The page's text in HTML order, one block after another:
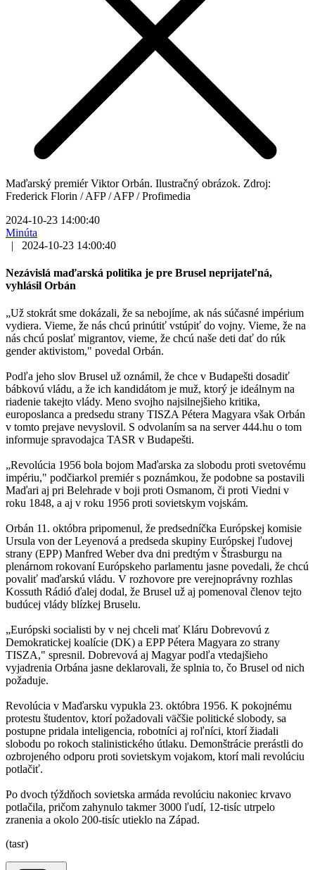
Maďarský premiér Viktor Orbán. Ilustračný obrázok. Zdroj:
Frederick Florin / AFP / AFP / Profimedia
2024-10-23 14:00:40
Minúta
|
2024-10-23 14:00:40
Nezávislá maďarská politika je pre Brusel neprijateľná,
vyhlásil Orbán
„Už stokrát sme dokázali, že sa nebojíme, ak nás súčasné impérium
vydiera. Vieme, že nás chcú prinútiť vstúpiť do vojny. Vieme, že na
nás chcú poslať migrantov, vieme, že chcú naše deti dať do rúk
gender aktivistom," povedal Orbán.
Podľa jeho slov Brusel už oznámil, že chce v Budapešti dosadiť
bábkovú vládu, a že ich kandidátom je muž, ktorý je ideálnym na
riadenie takejto vlády. Meno svojho najsilnejšieho kritika,
europoslanca a predsedu strany TISZA Pétera Magyara však Orbán
v tomto prejave nevyslovil. S odvolaním sa na server 444.hu o tom
informuje spravodajca TASR v Budapešti.
„Revolúcia 1956 bola bojom Maďarska za slobodu proti svetovému
impériu," podčiarkol premiér s poznámkou, že podobne sa postavili
Maďari aj pri Belehrade v boji proti Osmanom, či proti Viedni v
roku 1848, a aj v roku 1956 proti sovietskym vojskám.
Orbán 11. októbra pripomenul, že predsedníčka Európskej komisie
Ursula von der Leyenová a predseda skupiny Európskej ľudovej
strany (EPP) Manfred Weber dva dni predtým v Štrasburgu na
plenárnom rokovaní Európskeho parlamentu jasne povedali, že chcú
povaliť maďarskú vládu. V rozhovore pre verejnoprávny rozhlas
Kossuth Rádió ďalej dodal, že Brusel už aj pomenoval členov tejto
budúcej vlády blízkej Bruselu.
„Európski socialisti by v nej chceli mať Kláru Dobrevovú z
Demokratickej koalície (DK) a EPP Pétera Magyara zo strany
TISZA," spresnil. Dobrevová aj Magyar podľa vtedajšieho
vyjadrenia Orbána jasne deklarovali, že splnia to, čo Brusel od nich
požaduje.
Revolúcia v Maďarsku vypukla 23. októbra 1956. K pokojnému
protestu študentov, ktorí požadovali väčšie politické slobody, sa
postupne pridala inteligencia, robotníci aj roľníci, ktorí žiadali
slobodu po rokoch stalinistického útlaku. Demonštrácie prerástli do
ozbrojeného odporu proti sovietskym vojakom, ktorí mali revolúciu
potlačiť.
Po dvoch týždňoch sovietska armáda revolúciu nakoniec krvavo
potlačila, pričom zahynulo takmer 3000 ľudí, 12-tisíc utrpelo
zranenia a okolo 200-tisíc utieklo na Západ.
(tasr)